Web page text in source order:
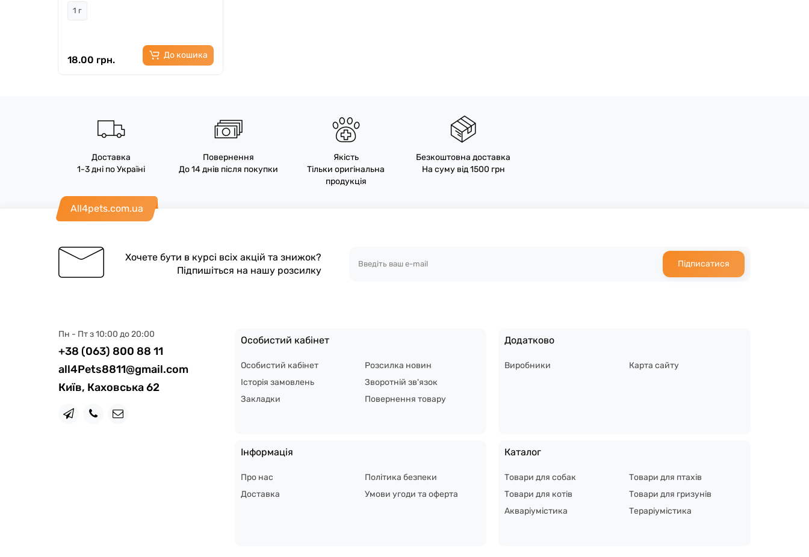
1 г
18.00 грн. До кошика
Доставка
1-3 дні по Україні
Повернення
До 14 днів після покупки
Якість
Тільки оригінальна
продукція
Безкоштовна доставка
На суму від 1500 грн
All4pets.com.ua
Хочете бути в курсі всіх акцій та знижок?
Підпишіться на нашу розсилку
Підписатися
Пн - Пт з 10:00 до 20:00
+38 (063) 800 88 11
all4Pets8811@gmail.com
Київ, Каховська 62
Особистий кабінет
Особистий кабінет
Історія замовлень
Закладки
Розсилка новин
Зворотній зв'язок
Повернення товару
Додатково
Виробники Карта сайту
Інформація
Про нас
Доставка
Політика безпеки
Умови угоди та оферта
Каталог
Товари для собак
Товари для котів
Акваріумістика
Товари для птахів
Товари для гризунів
Тераріумістика